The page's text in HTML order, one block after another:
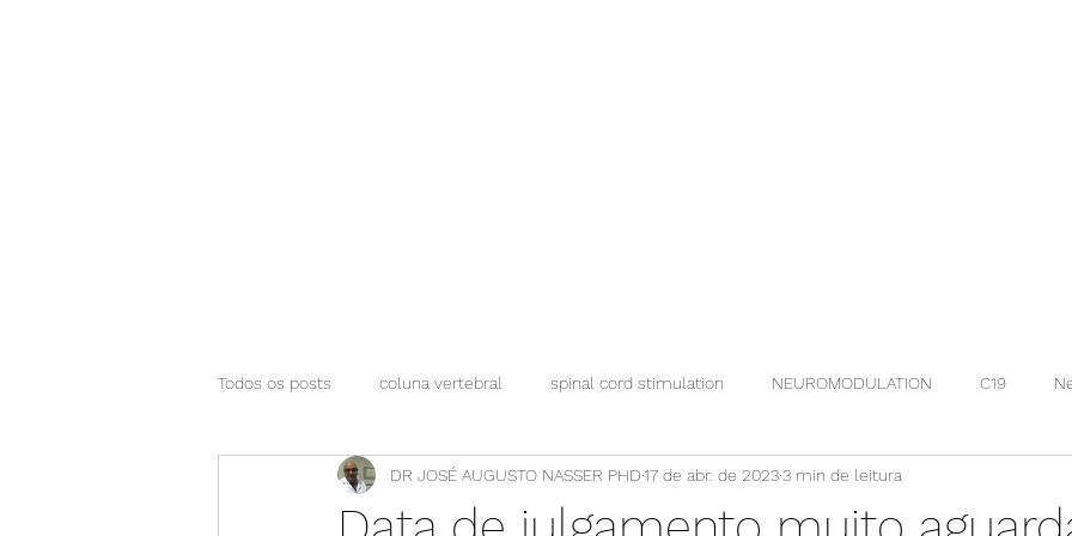
Todos os posts coluna vertebral spinal cord stimulation NEUROMODULATION C19
DR JOSÉ AUGUSTO NASSER PHD17 de abr. de 20233 min de leitura